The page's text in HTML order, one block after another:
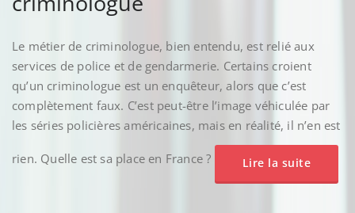
Le métier de criminologue, bien entendu, est relié aux
services de police et de gendarmerie. Certains croient
qu’un criminologue est un enquêteur, alors que c’est
complètement faux. C’est peut-être l’image véhiculée par
les séries policières américaines, mais en réalité, il n’en est
rien. Quelle est sa place en France ? Lire la suite